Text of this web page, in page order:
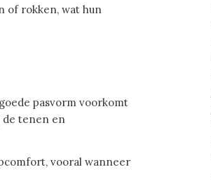
of rokken, wat hun
pasvorm voorkomt
de tenen en
vooral wanneer